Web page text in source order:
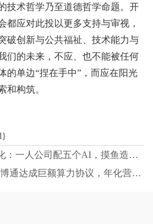
技术哲学乃至道德哲学命题。开
都应对此投以更多支持与审视，
破创新与公共福祉、技术能力与
们的未来，不应、也不能被任何
的单边“捏在手中”，而应在阳光
和构筑。
个AI，摸鱼造假吹牛一条龙，气得老板人仰马翻
下一篇 : Anthropic与谷歌博通达成巨额算力协议，年化营收规模引行业震动